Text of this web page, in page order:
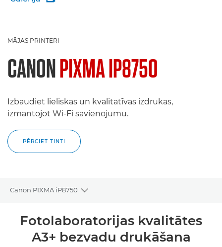
MĀJAS PRINTERI
CANONPIXMA IP8750
Izbaudiet lieliskas un kvalitatīvas izdrukas,
izmantojot Wi-Fi savienojumu.
PĒRCIET TINTI
Canon PIXMA iP8750
Toggle breadcrumbs
Pārskats
Tehniskie dati
Fotolaboratorijas kvalitātes
A3+ bezvadu drukāšana